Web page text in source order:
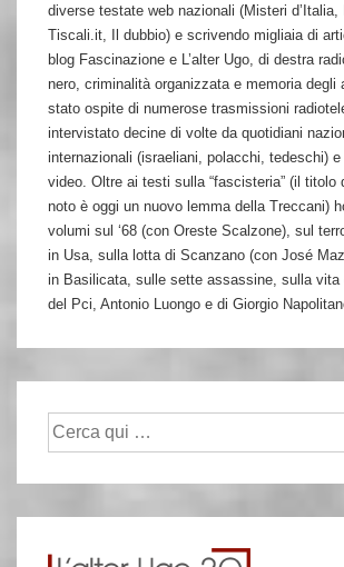
diverse testate web nazionali (Misteri d’Italia,
Tiscali.it, Il dubbio) e scrivendo migliaia di
blog Fascinazione e L’alter Ugo, di destra
nero, criminalità organizzata e memoria degli
stato ospite di numerose trasmissioni
intervistato decine di volte da quotidiani
internazionali (israeliani, polacchi, tedeschi) e
video. Oltre ai testi sulla “fascisteria” (il titolo
noto è oggi un nuovo lemma della Treccani)
volumi sul ‘68 (con Oreste Scalzone), sul
in Usa, sulla lotta di Scanzano (con José
in Basilicata, sulle sette assassine, sulla vita
del Pci, Antonio Luongo e di Giorgio
Cerca: